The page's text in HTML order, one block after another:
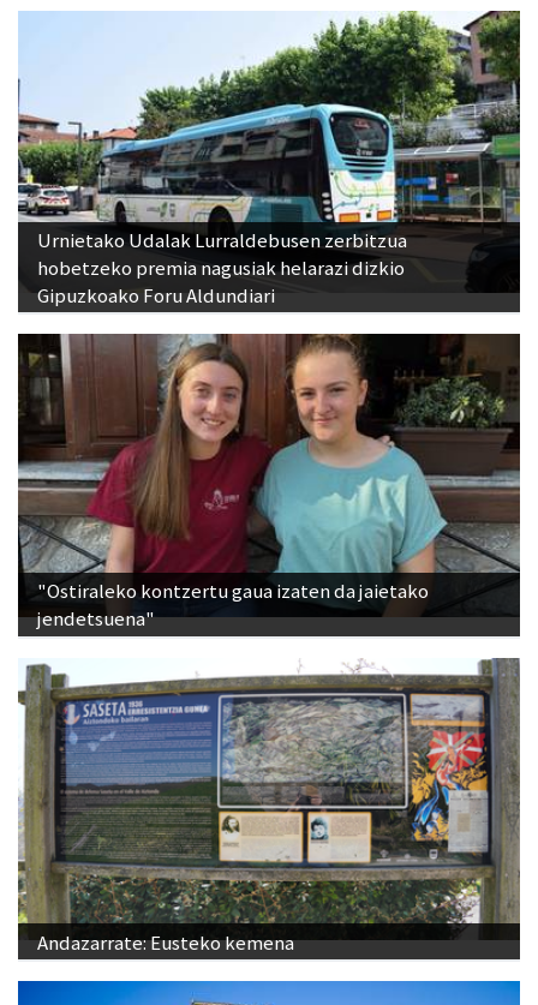
Urnietako Udalak Lurraldebusen zerbitzua
hobetzeko premia nagusiak helarazi dizkio
Gipuzkoako Foru Aldundiari
"Ostiraleko kontzertu gaua izaten da jaietako
jendetsuena"
Andazarrate: Eusteko kemena